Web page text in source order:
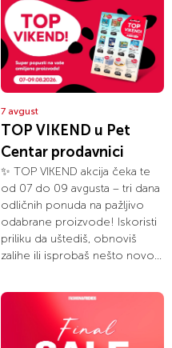
7 avgust
TOP VIKEND u Pet
Centar prodavnici
✨ TOP VIKEND akcija čeka te
od 07 do 09 avgusta – tri dana
odličnih ponuda na pažljivo
odabrane proizvode! Iskoristi
priliku da uštediš, obnoviš
zalihe ili isprobaš nešto novo...